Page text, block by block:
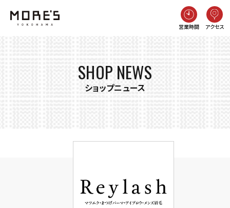
営業時間 アクセス
SHOP NEWS
ショップニュース